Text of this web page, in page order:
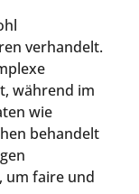
verhandelt.
während im
wie
behandelt
um faire und